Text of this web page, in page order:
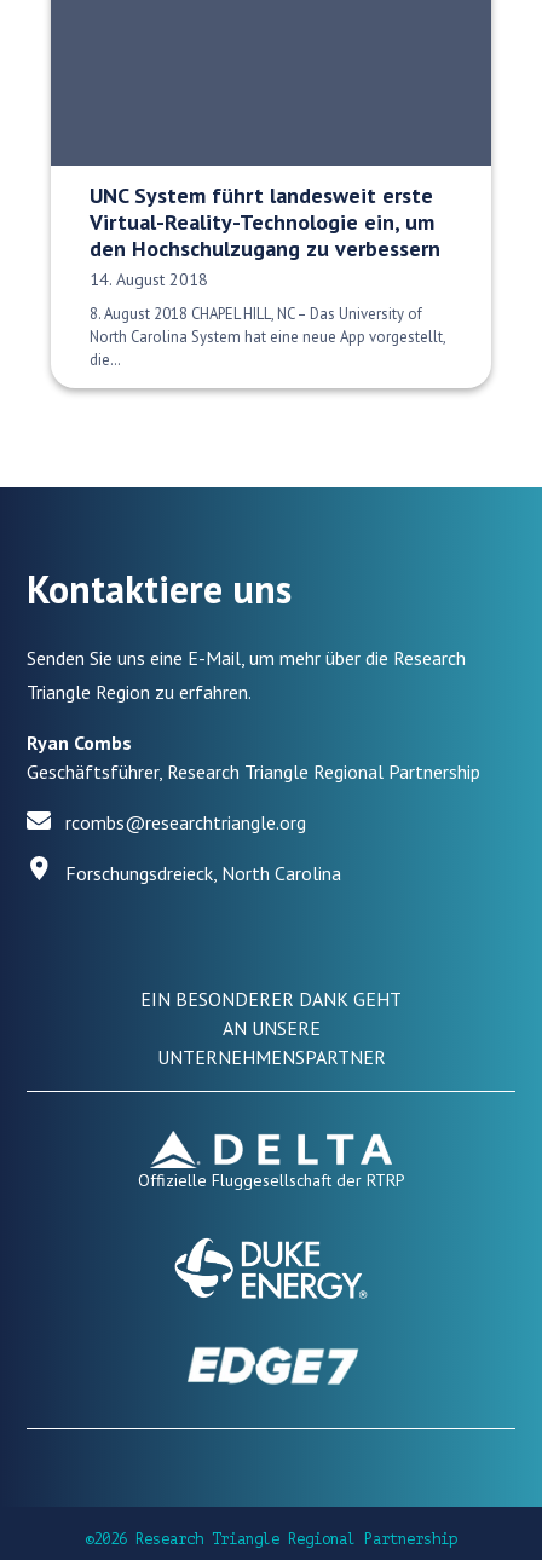
UNC System führt landesweit erste
Virtual-Reality-Technologie ein, um
den Hochschulzugang zu verbessern
Veröffentlichungsdatum:
14. August 2018
8. August 2018 CHAPEL HILL, NC – Das University of
North Carolina System hat eine neue App vorgestellt,
die…
Kontaktiere uns
Senden Sie uns eine E-Mail, um mehr über die Research
Triangle Region zu erfahren.
Ryan Combs
Geschäftsführer, Research Triangle Regional Partnership
rcombs@researchtriangle.org
Forschungsdreieck, North Carolina
EIN BESONDERER DANK GEHT
AN UNSERE
UNTERNEHMENSPARTNER
Offizielle Fluggesellschaft der RTRP
©2026 Research Triangle Regional Partnership